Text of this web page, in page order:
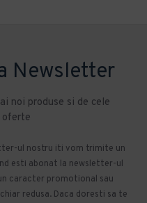
Newsletter
noi produse si de cele
oferte
ul nostru iti vom trimite un
esti abonat la newsletter-ul
caracter promotional sau
redusa. Daca doresti sa te